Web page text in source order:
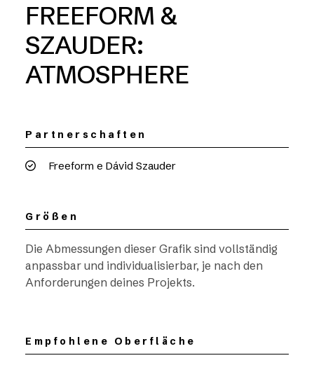
FREEFORM &
SZAUDER:
ATMOSPHERE
Partnerschaften
Freeform e Dávid Szauder
Größen
Die Abmessungen dieser Grafik sind vollständig
anpassbar und individualisierbar, je nach den
Anforderungen deines Projekts.
Empfohlene Oberfläche